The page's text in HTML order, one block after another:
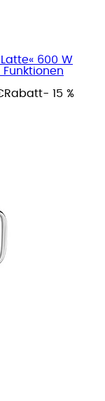
600 W
Rabatt- 15 %